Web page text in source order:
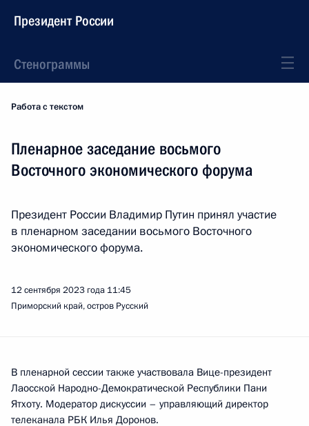
Президент России
Стенограммы
Работа с текстом
Пленарное заседание восьмого
Восточного экономического форума
Президент России Владимир Путин принял участие
в пленарном заседании восьмого Восточного
экономического форума.
12 сентября 2023 года 11:45
Приморский край, остров Русский
В пленарной сессии также участвовала Вице-президент
Лаосской Народно-Демократической Республики Пани
Ятхоту. Модератор дискуссии – управляющий директор
телеканала РБК Илья Доронов.